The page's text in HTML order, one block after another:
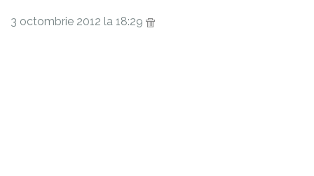
3 octombrie 2012 la 18:29